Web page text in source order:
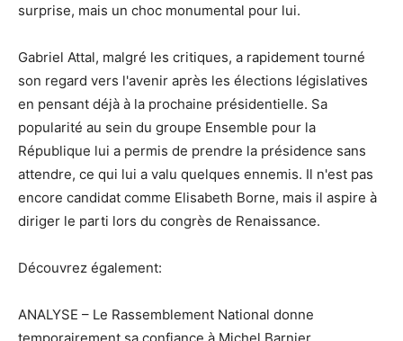
surprise, mais un choc monumental pour lui.
Gabriel Attal, malgré les critiques, a rapidement tourné
son regard vers l'avenir après les élections législatives
en pensant déjà à la prochaine présidentielle. Sa
popularité au sein du groupe Ensemble pour la
République lui a permis de prendre la présidence sans
attendre, ce qui lui a valu quelques ennemis. Il n'est pas
encore candidat comme Elisabeth Borne, mais il aspire à
diriger le parti lors du congrès de Renaissance.
Découvrez également:
ANALYSE – Le Rassemblement National donne